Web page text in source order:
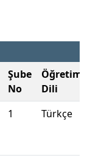
Şube
No
Öğretim
Dili
1 Türkçe